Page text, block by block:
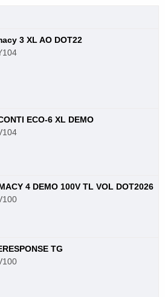
3 XL AO DOT22
ECO-6 XL DEMO
4 DEMO 100V TL VOL DOT2026
TG